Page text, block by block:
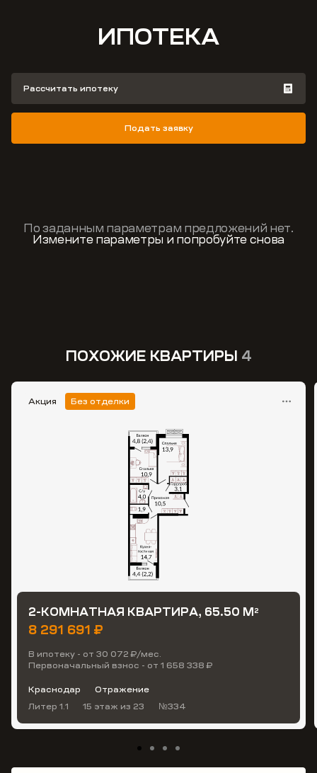
ИПОТЕКА
Подать заявку
Рассчитать ипотеку
По заданным параметрам предложений нет.
Измените параметры и попробуйте снова
ПОХОЖИЕ КВАРТИРЫ 4
Акция Без отделки
2-КОМНАТНАЯ КВАРТИРА, 65.50 М2
8 291 691 ₽
В ипотеку - от 30 072 ₽/мес.
Первоначальный взнос - от 1 658 338 ₽
Краснодар
Отражение
Литер 1.1
15 этаж из 23 №334